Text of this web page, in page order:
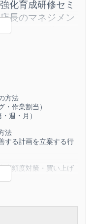
化育成研修セミ
長のマネジメン
ナー」の動画で
化３つのポイン
おります。次
修セミナーで
】
長を教育した
ジメントが出来
育をしたい
方法
業割当）
・月）
法
計画を立案する行
度対策・買い上げ
ト
員ミーティング）